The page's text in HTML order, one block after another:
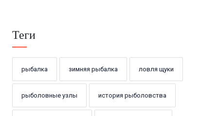
Теги
рыбалка зимняя рыбалка ловля щуки
рыболовные узлы история рыболовства